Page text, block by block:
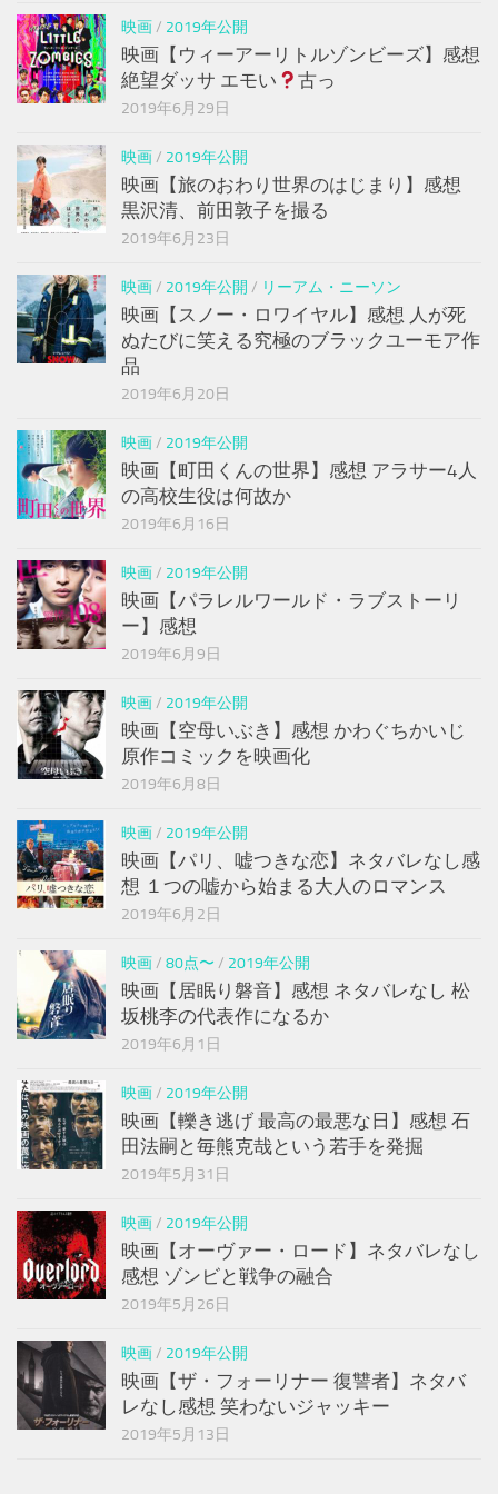
映画/ 2019年公開
映画【ウィーアーリトルゾンビーズ】感想
絶望ダッサ エモい
古っ
2019年6月29日
映画/ 2019年公開
映画【旅のおわり世界のはじまり】感想
黒沢清、前田敦子を撮る
2019年6月23日
映画/ 2019年公開 / リーアム・ニーソン
映画【スノー・ロワイヤル】感想 人が死
ぬたびに笑える究極のブラックユーモア作
品
2019年6月20日
映画/ 2019年公開
映画【町田くんの世界】感想 アラサー4人
の高校生役は何故か
2019年6月16日
映画/ 2019年公開
映画【パラレルワールド・ラブストーリ
ー】感想
2019年6月9日
映画/ 2019年公開
映画【空母いぶき】感想 かわぐちかいじ
原作コミックを映画化
2019年6月8日
映画/ 2019年公開
映画【パリ、嘘つきな恋】ネタバレなし感
想 １つの嘘から始まる大人のロマンス
2019年6月2日
映画/ 80点〜 / 2019年公開
映画【居眠り磐音】感想 ネタバレなし 松
坂桃李の代表作になるか
2019年6月1日
映画/ 2019年公開
映画【轢き逃げ 最高の最悪な日】感想 石
田法嗣と毎熊克哉という若手を発掘
2019年5月31日
映画/ 2019年公開
映画【オーヴァー・ロード】ネタバレなし
感想 ゾンビと戦争の融合
2019年5月26日
映画/ 2019年公開
映画【ザ・フォーリナー 復讐者】ネタバ
レなし感想 笑わないジャッキー
2019年5月13日